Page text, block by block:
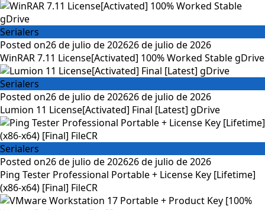
Serialers
Posted on26 de julio de 202626 de julio de 2026
WinRAR 7.11 License[Activated] 100% Worked Stable gDrive
Serialers
Posted on26 de julio de 202626 de julio de 2026
Lumion 11 License[Activated] Final [Latest] gDrive
Serialers
Posted on26 de julio de 202626 de julio de 2026
Ping Tester Professional Portable + License Key [Lifetime]
(x86-x64) [Final] FileCR